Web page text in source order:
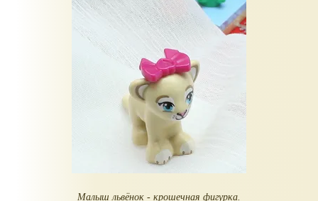
Малыш львёнок - крошечная фигурка.